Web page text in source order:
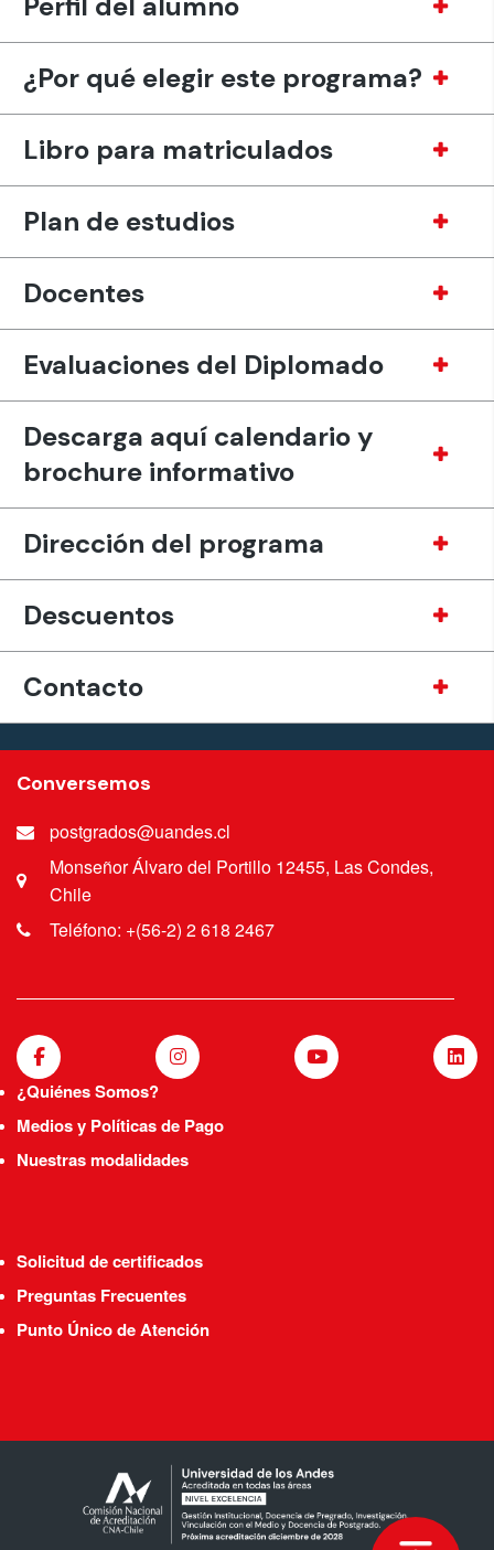
¿Por qué elegir este programa?
Libro para matriculados
Plan de estudios
Docentes
Evaluaciones del Diplomado
Descarga aquí calendario y
brochure informativo
Dirección del programa
Descuentos
Contacto
Conversemos
postgrados@uandes.cl
Monseñor Álvaro del Portillo 12455, Las Condes,
Chile
Teléfono: +(56-2) 2 618 2467
¿Quiénes Somos?
Medios y Políticas de Pago
Nuestras modalidades
Solicitud de certificados
Preguntas Frecuentes
Punto Único de Atención